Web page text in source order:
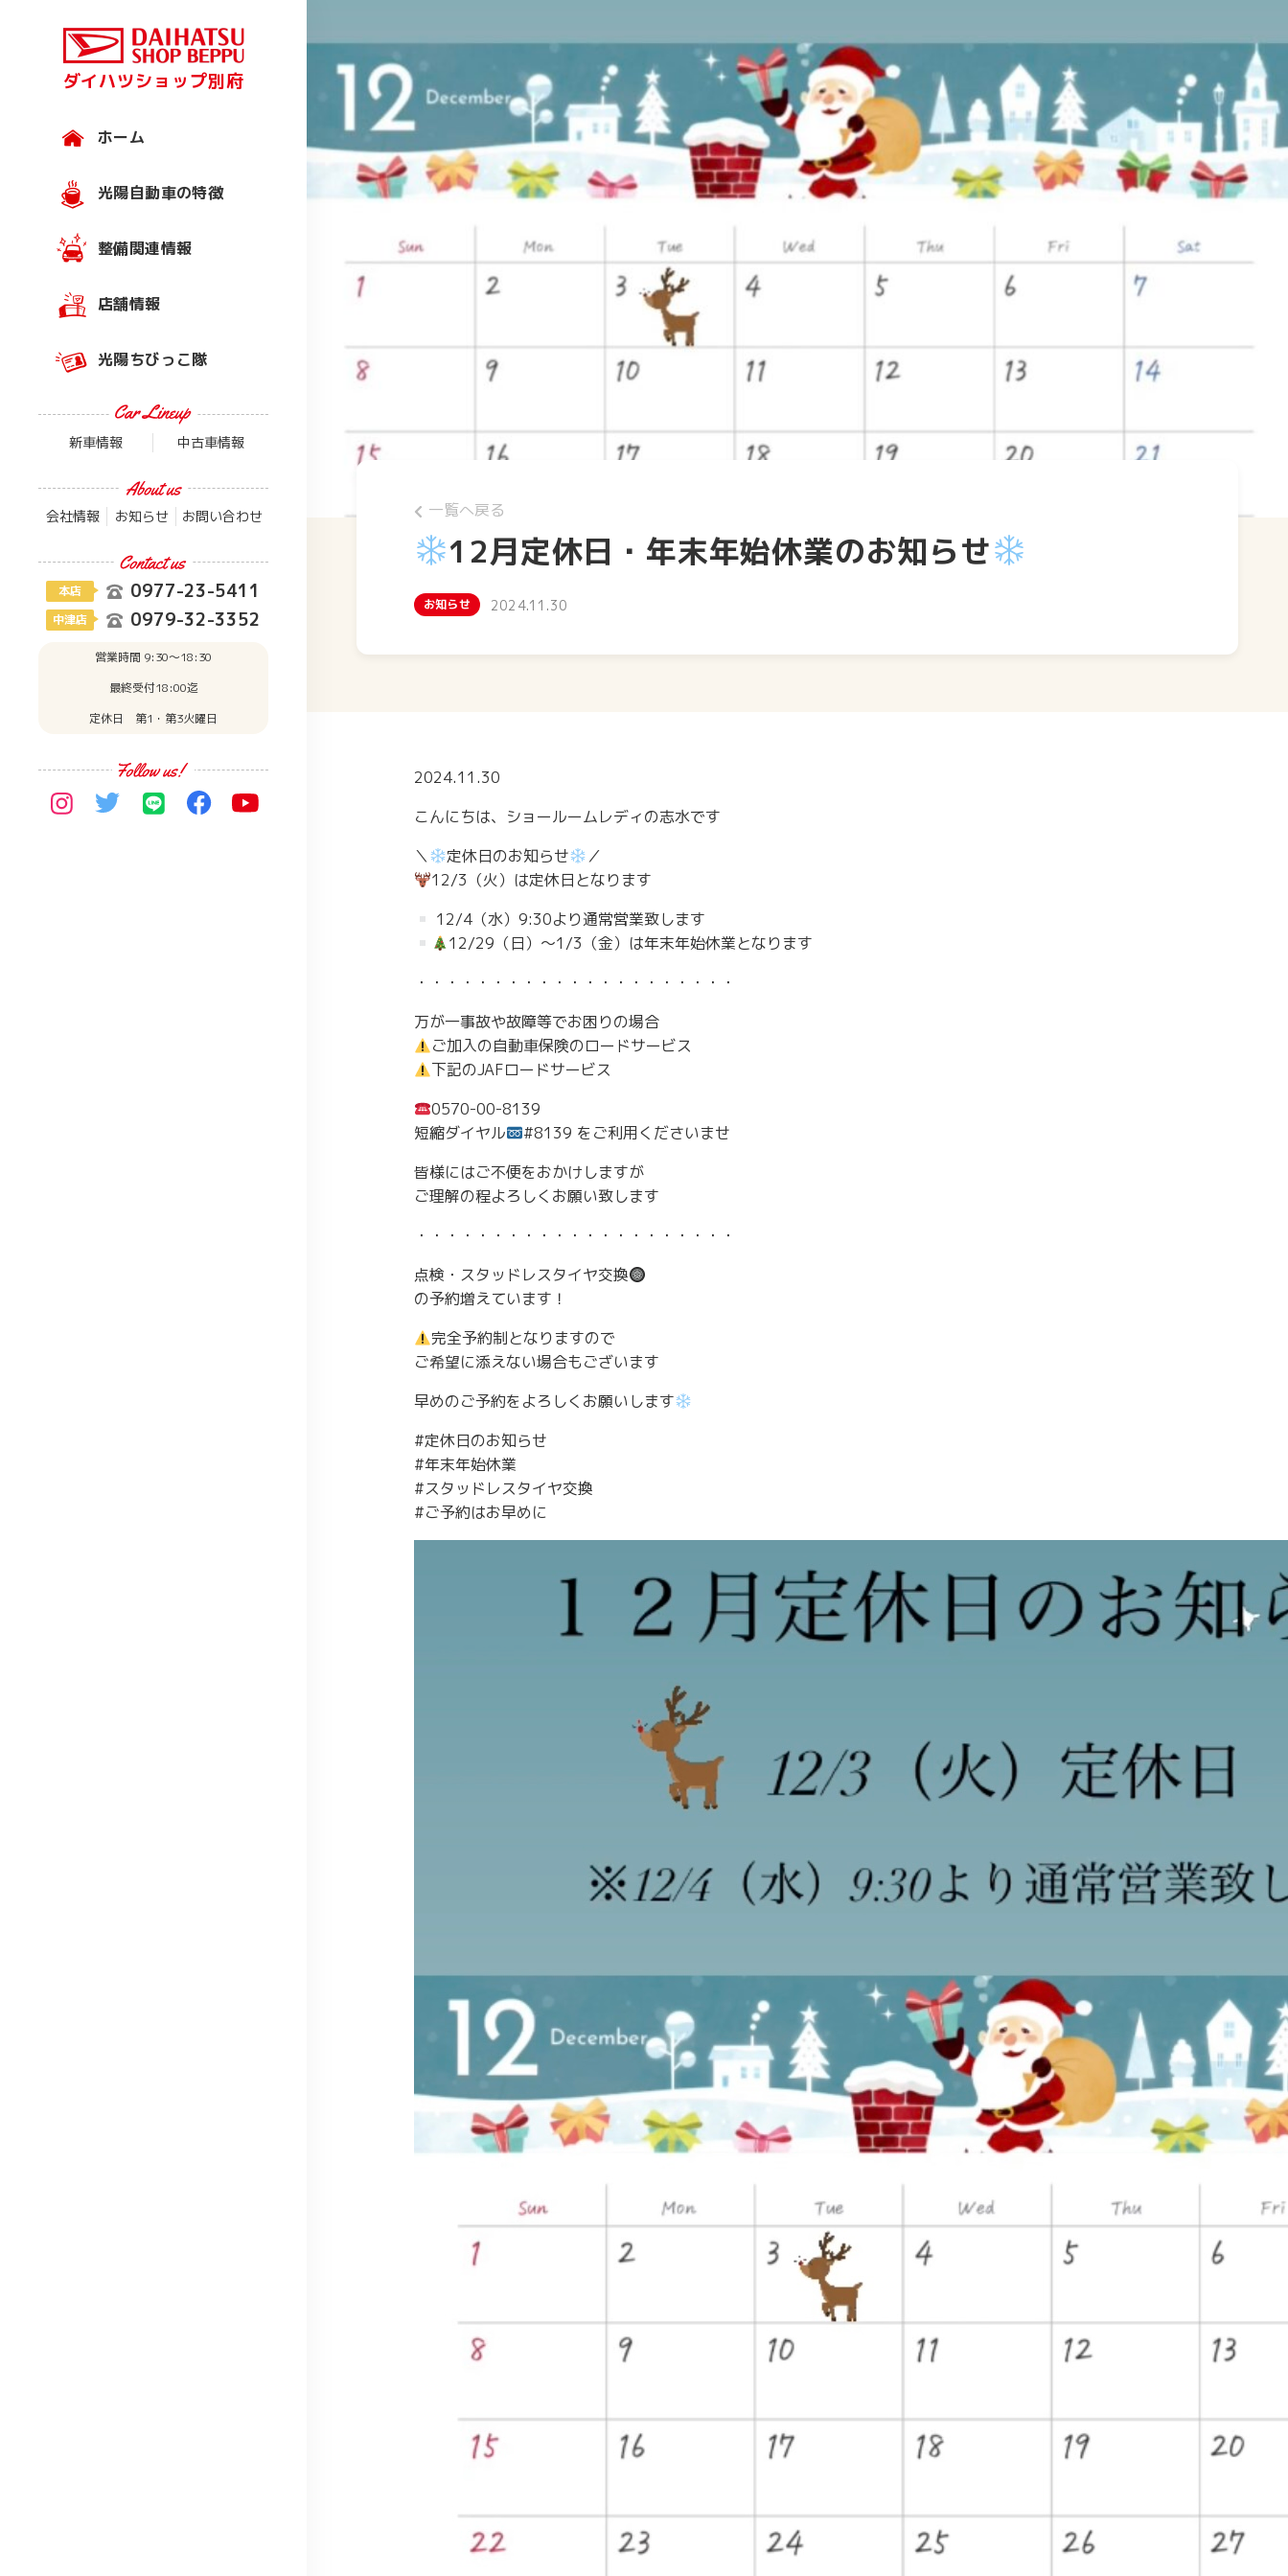
ダイハツショップ別府
ホーム
光陽自動車の特徴
整備関連情報
店舗情報
光陽ちびっこ隊
新車情報 中古車情報
会社情報 お知らせ お問い合わせ
本店 0977-23-5411
中津店 0979-32-3352
営業時間 9:30〜18:30
最終受付18:00迄
定休日 第1・第3火曜日
一覧へ戻る
12月定休日・年末年始休業のお知らせ
お知らせ 2024.11.30
2024.11.30
こんにちは、ショールームレディの志水です
＼
定休日のお知らせ
／
12/3（火）は定休日となります
12/4（水）9:30より通常営業致します
12/29（日）〜1/3（金）は年末年始休業となります
・・・・・・・・・・・・・・・・・・・・・
万が一事故や故障等でお困りの場合
ご加入の自動車保険のロードサービス
下記のJAFロードサービス
0570-00-8139
短縮ダイヤル
#8139 をご利用くださいませ
皆様にはご不便をおかけしますが
ご理解の程よろしくお願い致します
・・・・・・・・・・・・・・・・・・・・・
点検・スタッドレスタイヤ交換
の予約増えています！
完全予約制となりますので
ご希望に添えない場合もございます
早めのご予約をよろしくお願いします
#定休日のお知らせ
#年末年始休業
#スタッドレスタイヤ交換
#ご予約はお早めに